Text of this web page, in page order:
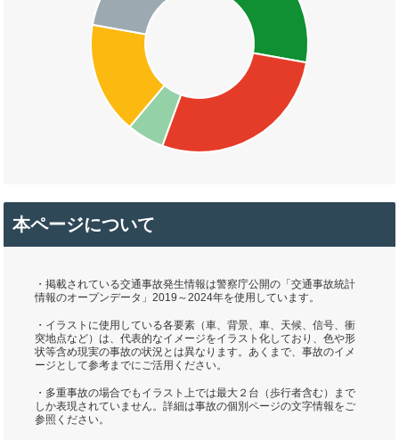
本ページについて
・掲載されている交通事故発生情報は警察庁公開の「交通事故統計
情報のオープンデータ」2019～2024年を使用しています。
・イラストに使用している各要素（車、背景、車、天候、信号、衝
突地点など）は、代表的なイメージをイラスト化しており、色や形
状等含め現実の事故の状況とは異なります。あくまで、事故のイメ
ージとして参考までにご活用ください。
・多重事故の場合でもイラスト上では最大２台（歩行者含む）まで
しか表現されていません。詳細は事故の個別ページの文字情報をご
参照ください。